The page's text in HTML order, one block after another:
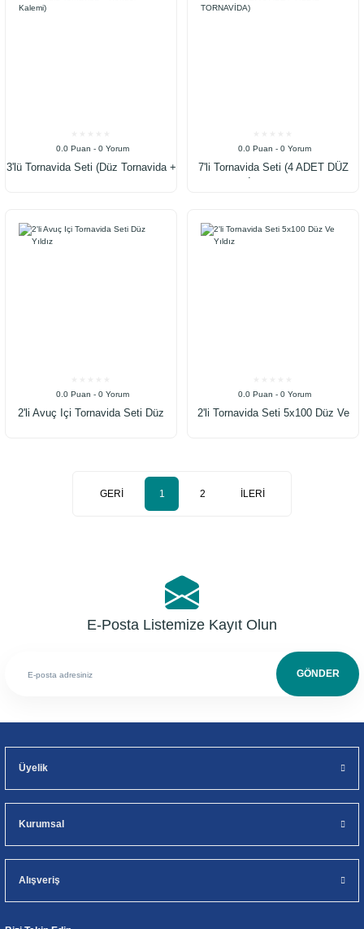
0.0 Puan - 0 Yorum
3'lü Tornavida Seti (Düz Tornavida +
0.0 Puan - 0 Yorum
7'li Tornavida Seti (4 ADET DÜZ
0.0 Puan - 0 Yorum
2'li Avuç Içi Tornavida Seti Düz
0.0 Puan - 0 Yorum
2'li Tornavida Seti 5x100 Düz Ve
1 2
E-Posta Listemize Kayıt Olun
GÖNDER
Üyelik
Kurumsal
Alışveriş